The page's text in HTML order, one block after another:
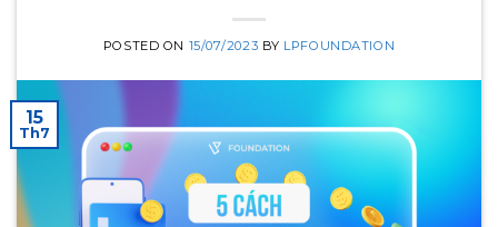
POSTED ON 15/07/2023 BY LPFOUNDATION
15
Th7